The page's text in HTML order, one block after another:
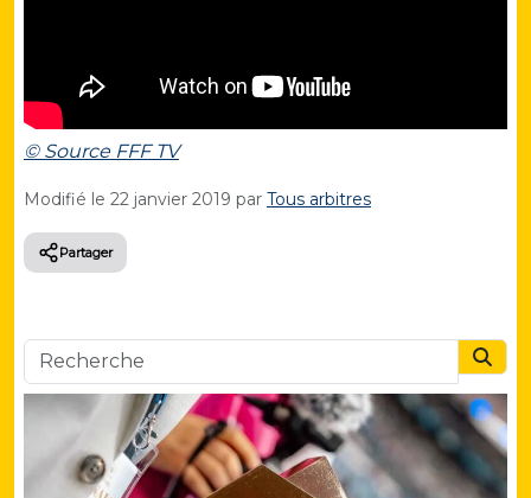
© Source FFF TV
Modifié le 22 janvier 2019 par Tous arbitres
Partager